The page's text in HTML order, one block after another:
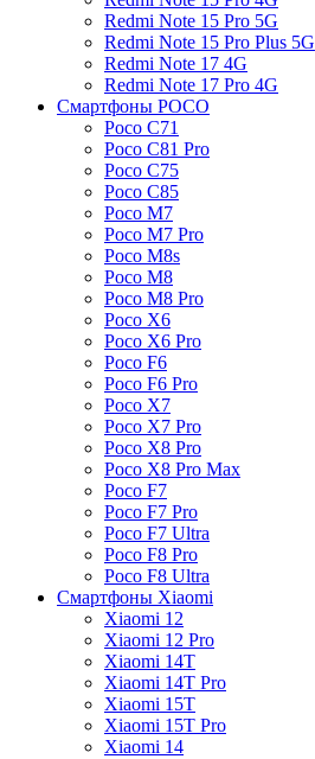
Redmi Note 15 Pro 5G
Redmi Note 15 Pro Plus 5G
Redmi Note 17 4G
Redmi Note 17 Pro 4G
Смартфоны POCO
Poco C71
Poco C81 Pro
Poco C75
Poco C85
Poco M7
Poco M7 Pro
Poco M8s
Poco M8
Poco M8 Pro
Poco X6
Poco X6 Pro
Poco F6
Poco F6 Pro
Poco X7
Poco X7 Pro
Poco X8 Pro
Poco X8 Pro Max
Poco F7
Poco F7 Pro
Poco F7 Ultra
Poco F8 Pro
Poco F8 Ultra
Смартфоны Xiaomi
Xiaomi 12
Xiaomi 12 Pro
Xiaomi 14T
Xiaomi 14T Pro
Xiaomi 15T
Xiaomi 15T Pro
Xiaomi 14